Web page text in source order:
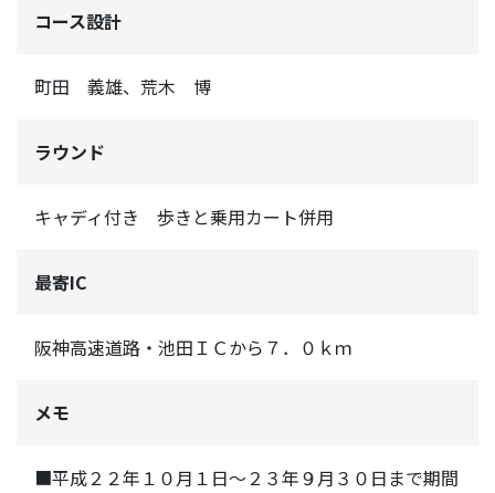
コース設計
町田 義雄、荒木 博
ラウンド
キャディ付き 歩きと乗用カート併用
最寄IC
阪神高速道路・池田ＩＣから７．０ｋｍ
メモ
■平成２２年１０月１日～２３年９月３０日まで期間